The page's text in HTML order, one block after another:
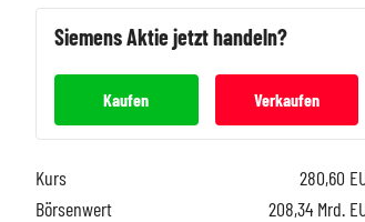
SiemensAktie jetzt handeln?
Kaufen Verkaufen
Kurs 280,60
Börsenwert
208,34 Mrd.